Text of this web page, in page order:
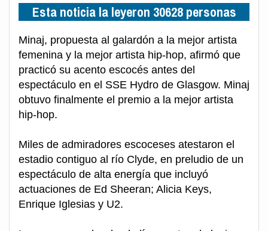
Esta noticia la leyeron 30628 personas
Minaj, propuesta al galardón a la mejor artista
femenina y la mejor artista hip-hop, afirmó que
practicó su acento escocés antes del
espectáculo en el SSE Hydro de Glasgow. Minaj
obtuvo finalmente el premio a la mejor artista
hip-hop.
Miles de admiradores escoceses atestaron el
estadio contiguo al río Clyde, en preludio de un
espectáculo de alta energía que incluyó
actuaciones de Ed Sheeran; Alicia Keys,
Enrique Iglesias y U2.